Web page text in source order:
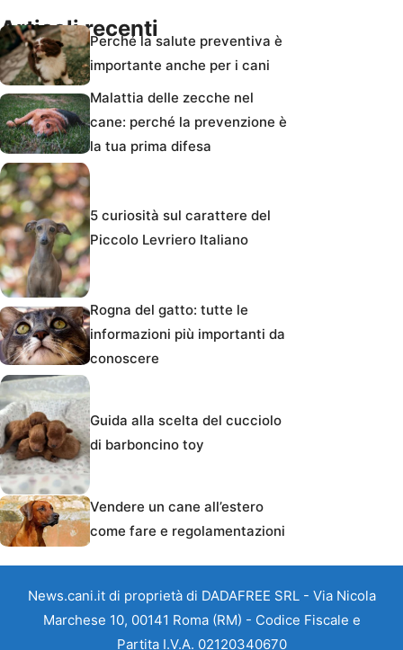
Articoli recentiPerché la salute preventiva è
importante anche per i cani
Malattia delle zecche nel
cane: perché la prevenzione è
la tua prima difesa
5 curiosità sul carattere del
Piccolo Levriero Italiano
Rogna del gatto: tutte le
informazioni più importanti da
conoscere
Guida alla scelta del cucciolo
di barboncino toy
Vendere un cane all’estero
come fare e regolamentazioni
News.cani.it di proprietà di DADAFREE SRL - Via Nicola
Marchese 10, 00141 Roma (RM) - Codice Fiscale e
Partita I.V.A. 02120340670